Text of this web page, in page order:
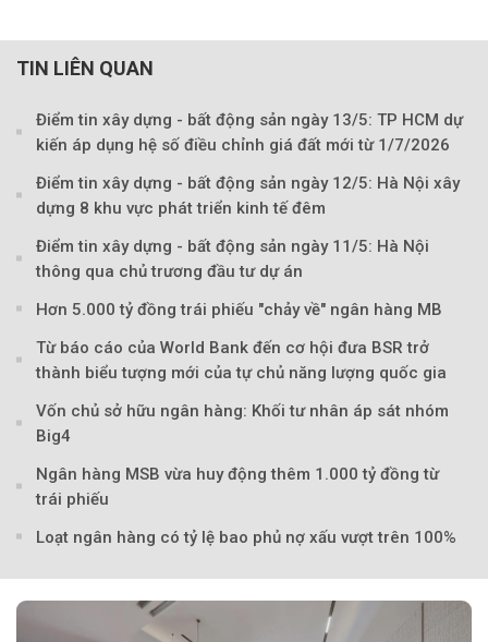
TIN LIÊN QUAN
Điểm tin xây dựng - bất động sản ngày 13/5: TP HCM dự
kiến áp dụng hệ số điều chỉnh giá đất mới từ 1/7/2026
Điểm tin xây dựng - bất động sản ngày 12/5: Hà Nội xây
dựng 8 khu vực phát triển kinh tế đêm
Điểm tin xây dựng - bất động sản ngày 11/5: Hà Nội
thông qua chủ trương đầu tư dự án
Hơn 5.000 tỷ đồng trái phiếu "chảy về" ngân hàng MB
Từ báo cáo của World Bank đến cơ hội đưa BSR trở
thành biểu tượng mới của tự chủ năng lượng quốc gia
Vốn chủ sở hữu ngân hàng: Khối tư nhân áp sát nhóm
Big4
Ngân hàng MSB vừa huy động thêm 1.000 tỷ đồng từ
trái phiếu
Loạt ngân hàng có tỷ lệ bao phủ nợ xấu vượt trên 100%